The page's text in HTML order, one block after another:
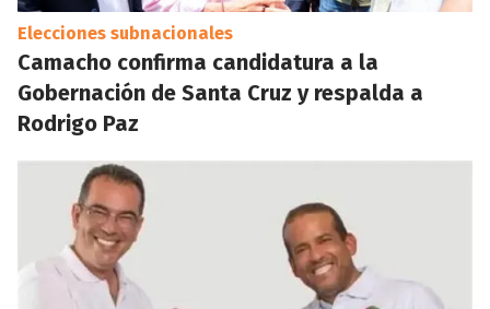
Elecciones subnacionales
Camacho confirma candidatura a la
Gobernación de Santa Cruz y respalda a
Rodrigo Paz